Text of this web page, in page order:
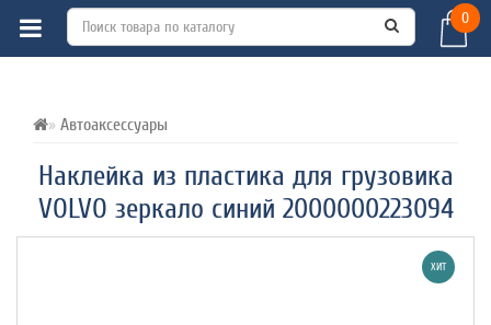
0
Автоаксессуары
Наклейка из пластика для грузовика
VOLVO зеркало синий 2000000223094
ВСЕ О ТОВАРЕ ХАРАКТЕРИСТИКИ
ХИТ